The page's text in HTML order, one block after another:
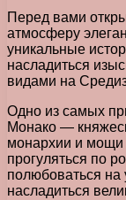
Перед вами
атмосферу
уникальные
насладиться
видами на
Одно из самых
Монако —
монархии и мощи
прогуляться по
полюбоваться на
насладиться